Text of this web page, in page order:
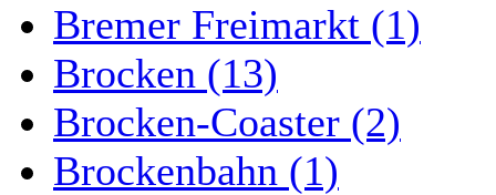
Bremer Freimarkt (1)
Brocken (13)
Brocken-Coaster (2)
Brockenbahn (1)